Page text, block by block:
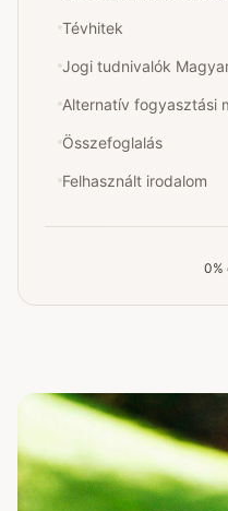
Tévhitek
Jogi tudnivalók
Alternatív fogyasztási
Összefoglalás
Felhasznált irodalom
0%